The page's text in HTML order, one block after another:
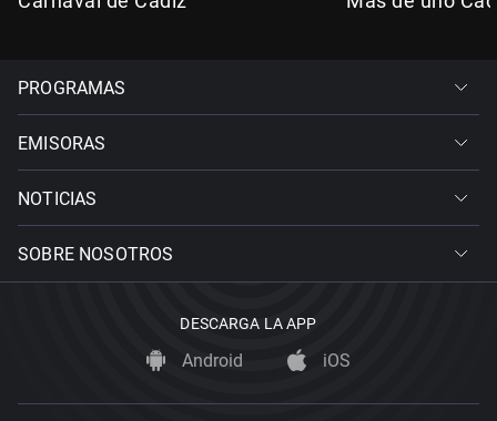
PROGRAMAS
EMISORAS
NOTICIAS
SOBRE NOSOTROS
DESCARGA LA APP
Android iOS